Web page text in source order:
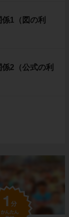
1（図の利
2（公式の利